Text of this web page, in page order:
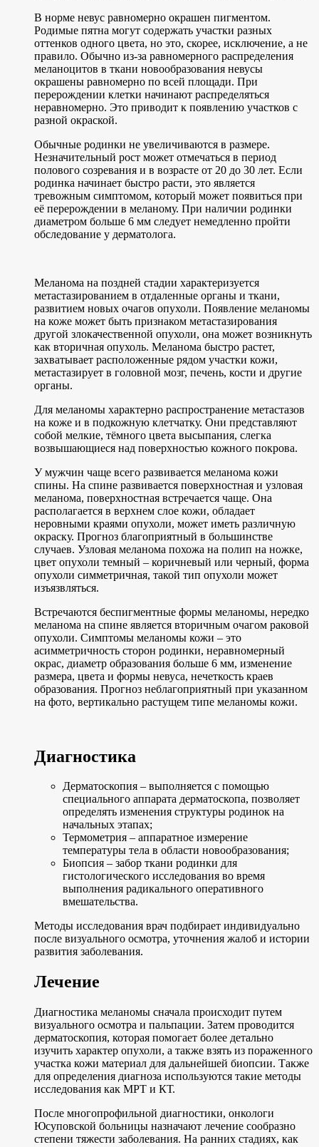
В норме невус равномерно окрашен пигментом.
Родимые пятна могут содержать участки разных
оттенков одного цвета, но это, скорее, исключение, а не
правило. Обычно из-за равномерного распределения
меланоцитов в ткани новообразования невусы
окрашены равномерно по всей площади. При
перерождении клетки начинают распределяться
неравномерно. Это приводит к появлению участков с
разной окраской.
Обычные родинки не увеличиваются в размере.
Незначительный рост может отмечаться в период
полового созревания и в возрасте от 20 до 30 лет. Если
родинка начинает быстро расти, это является
тревожным симптомом, который может появиться при
её перерождении в меланому. При наличии родинки
диаметром больше 6 мм следует немедленно пройти
обследование у дерматолога.
Меланома на поздней стадии характеризуется
метастазированием в отдаленные органы и ткани,
развитием новых очагов опухоли. Появление меланомы
на коже может быть признаком метастазирования
другой злокачественной опухоли, она может возникнуть
как вторичная опухоль. Меланома быстро растет,
захватывает расположенные рядом участки кожи,
метастазирует в головной мозг, печень, кости и другие
органы.
Для меланомы характерно распространение метастазов
на коже и в подкожную клетчатку. Они представляют
собой мелкие, тёмного цвета высыпания, слегка
возвышающиеся над поверхностью кожного покрова.
У мужчин чаще всего развивается меланома кожи
спины. На спине развивается поверхностная и узловая
меланома, поверхностная встречается чаще. Она
располагается в верхнем слое кожи, обладает
неровными краями опухоли, может иметь различную
окраску. Прогноз благоприятный в большинстве
случаев. Узловая меланома похожа на полип на ножке,
цвет опухоли темный – коричневый или черный, форма
опухоли симметричная, такой тип опухоли может
изъязвляться.
Встречаются беспигментные формы меланомы, нередко
меланома на спине является вторичным очагом раковой
опухоли. Симптомы меланомы кожи – это
асимметричность сторон родинки, неравномерный
окрас, диаметр образования больше 6 мм, изменение
размера, цвета и формы невуса, нечеткость краев
образования. Прогноз неблагоприятный при указанном
на фото, вертикально растущем типе меланомы кожи.
Диагностика
Дерматоскопия – выполняется с помощью
специального аппарата дерматоскопа, позволяет
определять изменения структуры родинок на
начальных этапах;
Термометрия – аппаратное измерение
температуры тела в области новообразования;
Биопсия – забор ткани родинки для
гистологического исследования во время
выполнения радикального оперативного
вмешательства.
Методы исследования врач подбирает индивидуально
после визуального осмотра, уточнения жалоб и истории
развития заболевания.
Лечение
Диагностика меланомы сначала происходит путем
визуального осмотра и пальпации. Затем проводится
дерматоскопия, которая помогает более детально
изучить характер опухоли, а также взять из пораженного
участка кожи материал для дальнейшей биопсии. Также
для определения диагноза используются такие методы
исследования как МРТ и КТ.
После многопрофильной диагностики, онкологи
Юсуповской больницы назначают лечение сообразно
степени тяжести заболевания. На ранних стадиях, как